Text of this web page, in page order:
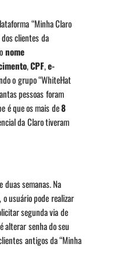
“Minha Claro
clientes da
nome
,CPF,e-
o grupo “WhiteHat
pessoas foram
é que os mais de8
da Claro tiveram
duas semanas. Na
usuário pode realizar
segunda via de
alterar senha do seu
antigos da “Minha